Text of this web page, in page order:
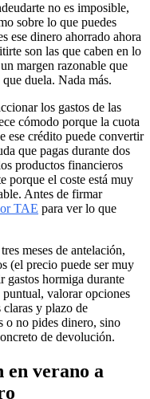
no es imposible,
sobre lo que puedes
ese dinero ahorrado ahora
son las que caben en lo
margen razonable que
duela. Nada más.
los gastos de las
cómodo porque la cuota
ese crédito puede convertir
que pagas durante dos
productos financieros
porque el coste está muy
Antes de firmar
TAE para ver lo que
meses de antelación,
(el precio puede ser muy
gastos hormiga durante
valorar opciones
y plazo de
o no pides dinero, sino
de devolución.
en verano a